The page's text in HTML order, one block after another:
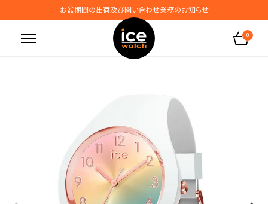
お盆期間の出荷及び問い合わせ業務のお知らせ
地震の影響によるお届けに関するお知らせ
無料ギフトラッピングサービス受付中
0